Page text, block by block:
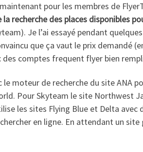
pour les membres de
recherche des places disponibles
Je l’ai essayé pendant
que ça vaut le prix demandé
des comptes frequent flyer bien
moteur de recherche du site ANA
Pour Skyteam le site Northwest
les sites Flying Blue et Delta avec
en ligne. En attendant un